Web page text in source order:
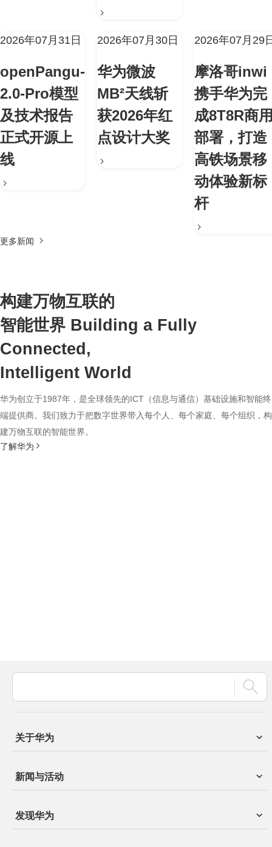
2026年07月31日
openPangu-
2.0-Pro模型
及技术报告
正式开源上
线
2026年07月30日
华为微波
MB²天线斩
获2026年红
点设计大奖
2026年07月29
摩洛哥inwi
携手华为完
成8T8R商
部署，打造
高铁场景移
动体验新标
杆
更多新闻
构建万物互联的
智能世界 Building a Fully
Connected,
Intelligent World
华为创立于1987年，是全球领先的ICT（信息与通信）基础设施和智能终
端提供商。我们致力于把数字世界带入每个人、每个家庭、每个组织，构
建万物互联的智能世界。
了解华为
关于华为
新闻与活动
发现华为